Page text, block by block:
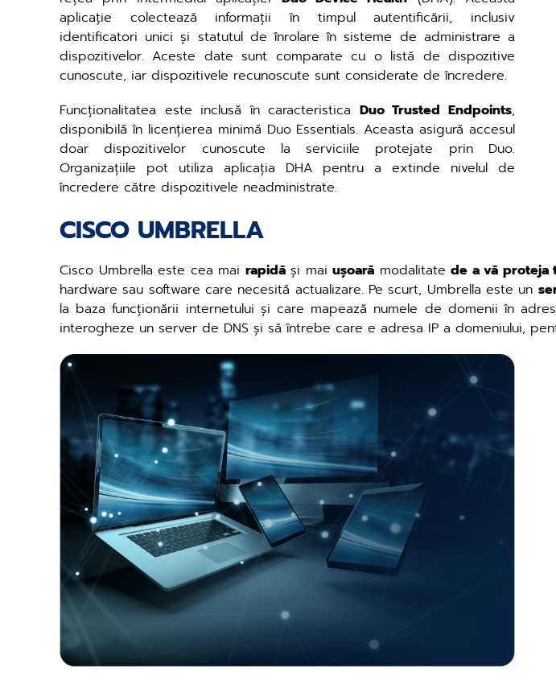
aplicație colectează informații în timpul autentificării, inclusiv
identificatori unici și statutul de înrolare în sisteme de administrare a
dispozitivelor. Aceste date sunt comparate cu o listă de dispozitive
cunoscute, iar dispozitivele recunoscute sunt considerate de încredere.
Funcționalitatea este inclusă în caracteristica Duo Trusted Endpoints,
disponibilă în licențierea minimă Duo Essentials. Aceasta asigură accesul
doar dispozitivelor cunoscute la serviciile protejate prin Duo.
Organizațiile pot utiliza aplicația DHA pentru a extinde nivelul de
încredere către dispozitivele neadministrate.
CISCO UMBRELLA
Cisco Umbrella este cea mai rapidăși maiușoară modalitatede a vă proteja
hardware sau software care necesită actualizare. Pe scurt, Umbrella este un
la baza funcționării internetului și care mapează numele de domenii în
interogheze un server de DNS și să întrebe care e adresa IP a domeniului,